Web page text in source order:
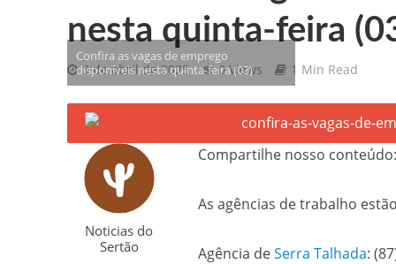
Gilberto Ribeiro celebra chegada
Confira as vagas de emprego
PRF resgata 132 aves silvestres
nesta quinta-feira
3 de abril de 2025 0 Views 1 Min Read
Confira as vagas de emprego
disponíveis nesta quinta-feira (03)
Noticias do
Sertão
Compartilhe nosso conteúdo:
As agências de trabalho
Agência deSerra Talhada: